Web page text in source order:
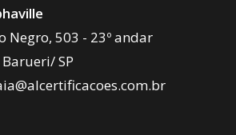
Negro, 503 - 23º andar
SP